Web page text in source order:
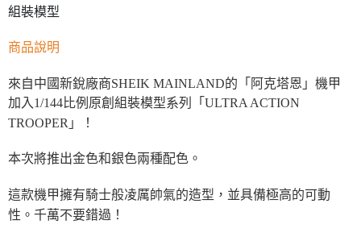
組裝模型
商品說明
來自中國新銳廠商SHEIK MAINLAND的「阿克塔恩」機甲
加入1/144比例原創組裝模型系列「ULTRA ACTION
TROOPER」！
本次將推出金色和銀色兩種配色。
這款機甲擁有騎士般凌厲帥氣的造型，並具備極高的可動
性。千萬不要錯過！